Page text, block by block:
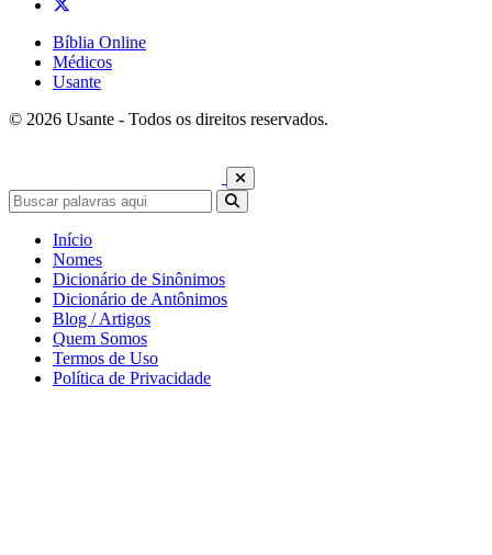
Bíblia Online
Médicos
Usante
© 2026 Usante - Todos os direitos reservados.
Início
Nomes
Dicionário de Sinônimos
Dicionário de Antônimos
Blog / Artigos
Quem Somos
Termos de Uso
Política de Privacidade